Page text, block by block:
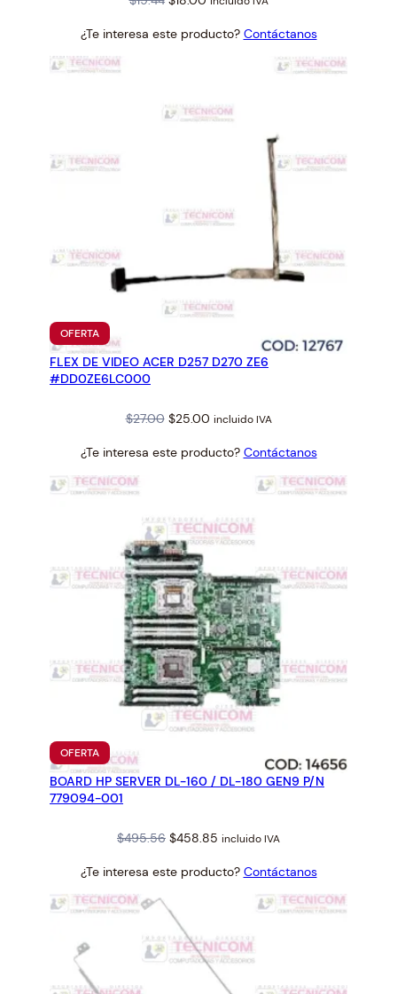
was:
is:
¿Te interesa este producto? Contáctanos
OFERTAPRODUCTO
EN
OFERTA
FLEX DE VIDEO ACER D257 D270 ZE6
#DD0ZE6LC000
$27.00 Original
was:
$25.00Current
is:
incluido IVA
¿Te interesa este producto? Contáctanos
OFERTAPRODUCTO
EN
OFERTA
BOARD HP SERVER DL-160 / DL-180 GEN9 P/N
779094-001
$495.56 Original
was:
$458.85 Current
is:
$458.85.
incluido IVA
¿Te interesa este producto? Contáctanos